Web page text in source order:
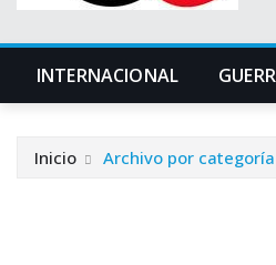
INTERNACIONAL
Inicio Archivo por